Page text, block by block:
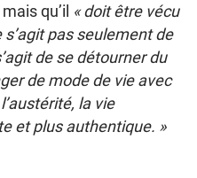
qu’il « doit être vécu
s’agit pas seulement de
de se détourner du
de mode de vie avec
la vie
et plus authentique. »